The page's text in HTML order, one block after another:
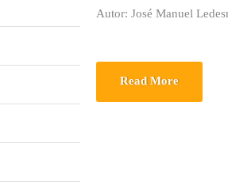
Autor: José Manuel
Read More